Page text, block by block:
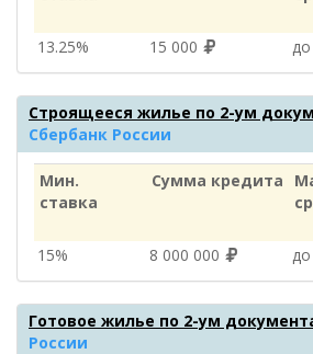
13.25%
15 000
Строящееся жилье по 2-ум
Сбербанк России
Мин.
ставка
Сумма кредита
15%
8 000 000
Готовое жилье по 2-ум
России